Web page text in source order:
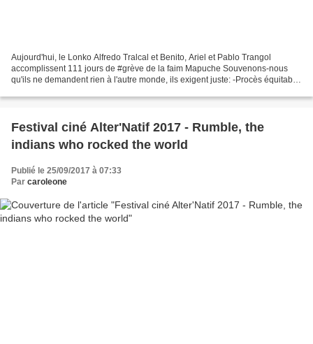
Aujourd'hui, le Lonko Alfredo Tralcal et Benito, Ariel et Pablo Trangol
accomplissent 111 jours de #grève de la faim Mapuche Souvenons-nous
qu'ils ne demandent rien à l'autre monde, ils exigent juste: -Procès équitable
Festival ciné Alter'Natif 2017 - Rumble, the
indians who rocked the world
Publié le 25/09/2017 à 07:33
Par caroleone